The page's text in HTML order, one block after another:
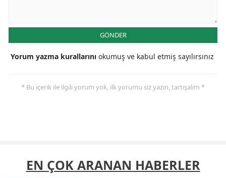
GÖNDER
Yorum yazma kurallarını okumuş ve kabul etmiş sayılırsınız
* Bu içerik ile ilgili yorum yok, ilk yorumu siz yazın, tartışalım *
EN ÇOK ARANAN HABERLER